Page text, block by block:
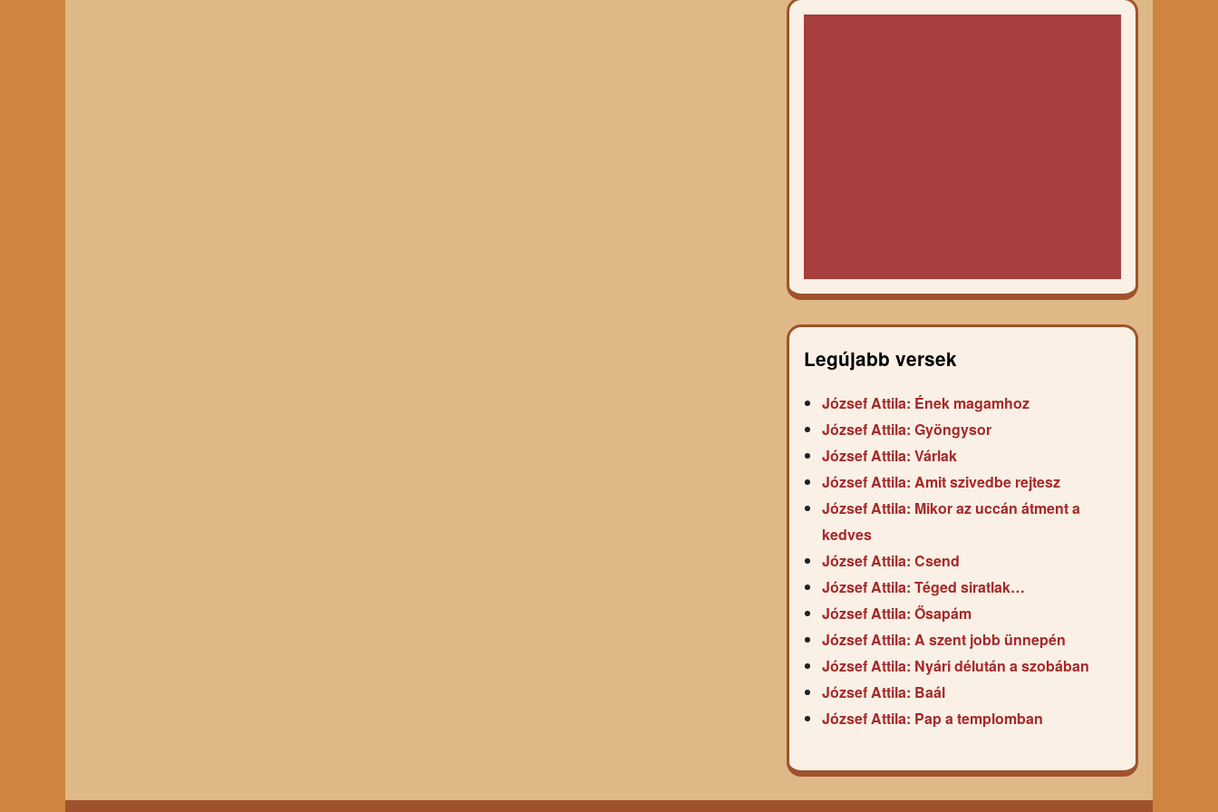
Legújabb versek
József Attila: Ének magamhoz
József Attila: Gyöngysor
József Attila: Várlak
József Attila: Amit szivedbe rejtesz
József Attila: Mikor az uccán átment a
kedves
József Attila: Csend
József Attila: Téged siratlak…
József Attila: Ősapám
József Attila: A szent jobb ünnepén
József Attila: Nyári délután a szobában
József Attila: Baál
József Attila: Pap a templomban